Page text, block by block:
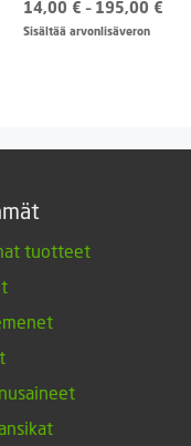
14,00 € – 195,00 €
Sisältää arvonlisäveron
tuotteet